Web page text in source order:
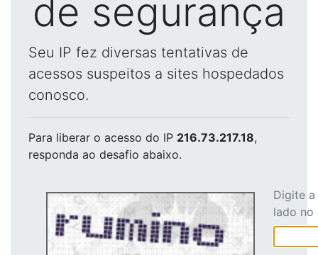
de segurança
Seu IP fez diversas tentativas de
acessos suspeitos a sites hospedados
conosco.
Para liberar o acesso do IP 216.73.217.18,
responda ao desafio abaixo.
Digite
lado no